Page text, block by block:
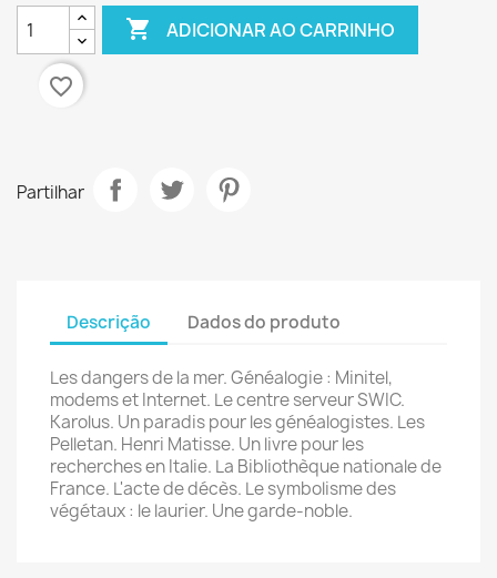
 ADICIONAR AO CARRINHO
favorite_border
Partilhar
Descrição Dados do produto
Les dangers de la mer. Généalogie : Minitel,
modems et Internet. Le centre serveur SWIC.
Karolus. Un paradis pour les généalogistes. Les
Pelletan. Henri Matisse. Un livre pour les
recherches en Italie. La Bibliothèque nationale de
France. L'acte de décès. Le symbolisme des
végétaux : le laurier. Une garde-noble.